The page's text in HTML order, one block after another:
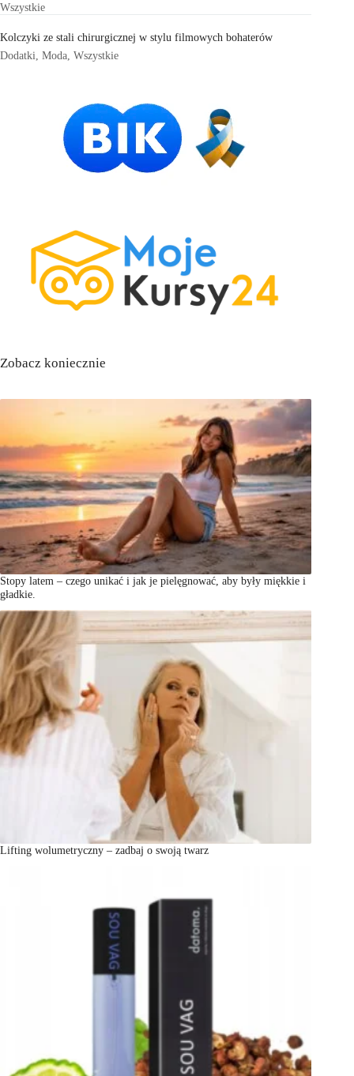
Wszystkie
Kolczyki ze stali chirurgicznej w stylu filmowych bohaterów
Dodatki Moda Wszystkie
Zobacz koniecznie
Stopy latem – czego unikać i jak je pielęgnować, aby były miękkie i
gładkie.
Lifting wolumetryczny – zadbaj o swoją twarz